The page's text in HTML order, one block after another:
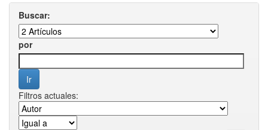
Buscar:
por
Filtros actuales: